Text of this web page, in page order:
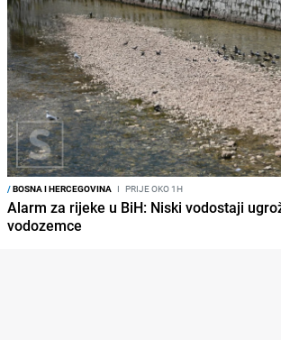
/BOSNA I HERCEGOVINA I PRIJE OKO 1H
Alarm za rijeke u BiH: Niski vodostaji
vodozemce